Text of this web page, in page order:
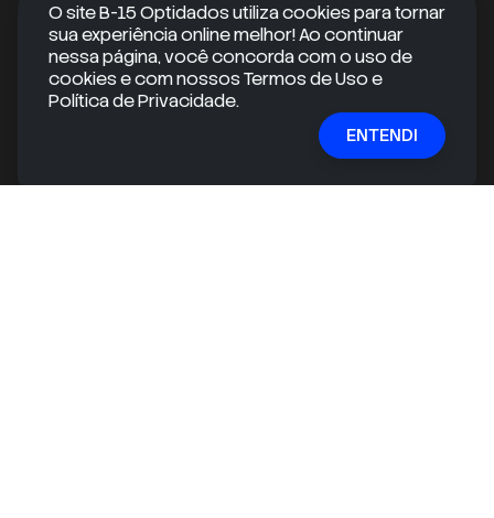
RECEBA CONTEÚDOS EXCLUSIVOS
Android
O site B-15 Optidados utiliza cookies para tornar
sua experiência online melhor! Ao continuar
nessa página, você concorda com o uso de
cookies e com nossos Termos de Uso e
Política de Privacidade.
ENTENDI